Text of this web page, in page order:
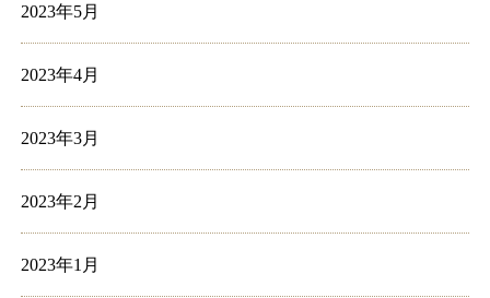
2023年5月
2023年4月
2023年3月
2023年2月
2023年1月